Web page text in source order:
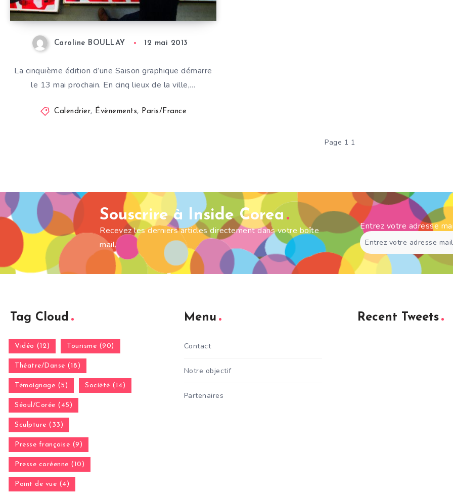
Caroline BOULLAY 12 mai 2013
La cinquième édition d’une Saison graphique démarre
le 13 mai prochain. En cinq lieux de la ville,…
Calendrier, Évènements, Paris/France
Page 1 1
Souscrire à Inside Corea
Recevez les derniers articles directement dans votre boîte
mail.
Entrez votre adresse
Tag Cloud
Vidéo (12) Tourisme (90)
Théatre/Danse (18)
Témoignage (5) Société (14)
Séoul/Corée (45)
Sculpture (33)
Presse française (9)
Presse coréenne (10)
Point de vue (4)
Menu
Contact
Notre objectif
Partenaires
Recent Tweets